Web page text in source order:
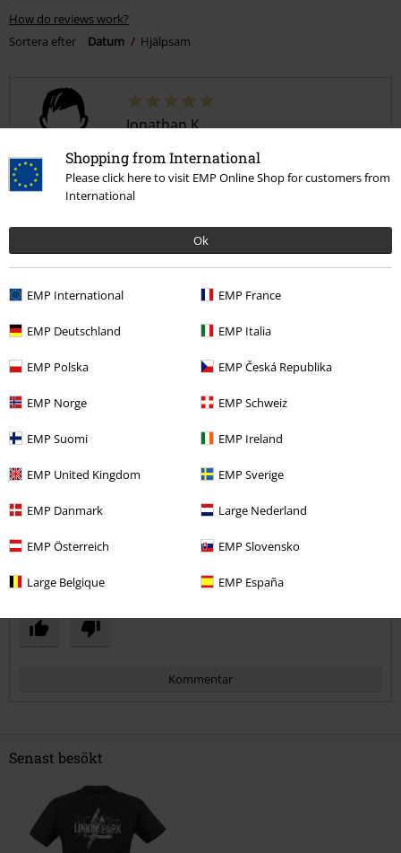
Shopping from International
Please click here to visit EMP Online Shop for customers from
International
Ok
EMP International EMP France
EMP Deutschland EMP Italia
EMP Polska EMP Česká Republika
EMP Norge EMP Schweiz
EMP Suomi EMP Ireland
EMP United Kingdom EMP Sverige
EMP Danmark Large Nederland
EMP Österreich EMP Slovensko
Large Belgique EMP España
How do reviews work?
Sortera efter
Datum Hjälpsam
Jonathan K.
Postat den: måndag, 15 november 2021
Din längd i meter (t.ex. 1,73): 1.90
Vilken storlek köpte du?: M
Kvalité
Design
Passform
För smal
Perfekt
Längd
Hade du någon nytta av den här recensionen?
Kommentar
Senast besökt